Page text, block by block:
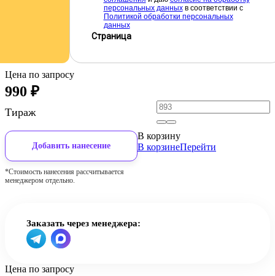
персональных данныхв соответствии с
Политикой обработки персональных
данных
Страница
Цена по запросу
990 ₽
Тираж
Добавить нанесение
*Стоимость нанесения рассчитывается
менеджером отдельно.
В корзину
В корзинеПерейти
Заказать через менеджера:
Цена по запросу